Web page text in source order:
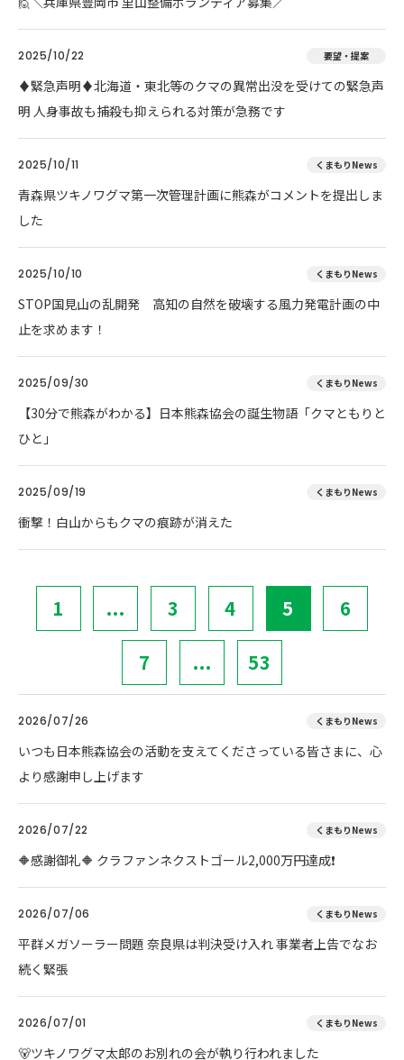
2025/10/22 要望・提案
♦️緊急声明♦️北海道・東北等のクマの異常出没を受けての緊急声
明 人身事故も捕殺も抑えられる対策が急務です
2025/10/11 くまもりNews
青森県ツキノワグマ第一次管理計画に熊森がコメントを提出しま
した
2025/10/10 くまもりNews
STOP国見山の乱開発 高知の自然を破壊する風力発電計画の中
止を求めます！
2025/09/30 くまもりNews
【30分で熊森がわかる】日本熊森協会の誕生物語「クマともりと
ひと」
2025/09/19 くまもりNews
衝撃！白山からもクマの痕跡が消えた
1 ... 3 4 5 6
7 ... 53
2026/07/26 くまもりNews
いつも日本熊森協会の活動を支えてくださっている皆さまに、心
より感謝申し上げます
2026/07/22 くまもりNews
🔶感謝御礼🔶 クラファンネクストゴール2,000万円達成❗
2026/07/06 くまもりNews
平群メガソーラー問題 奈良県は判決受け入れ 事業者上告でなお
続く緊張
2026/07/01 くまもりNews
🐻ツキノワグマ太郎のお別れの会が執り行われました